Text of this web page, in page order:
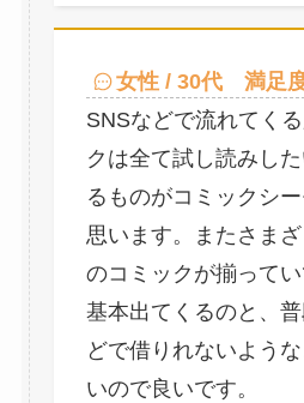
女性 / 30代
満足
SNSなどで流れてく
クは全て試し読みし
るものがコミックシ
思います。またさま
のコミックが揃って
基本出てくるのと、
どで借りれないよう
いので良いです。